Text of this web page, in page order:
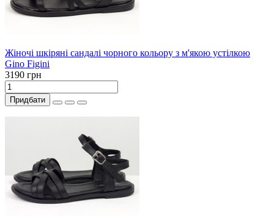
Жіночі шкіряні сандалі чорного кольору з м'якою устілкою
Gino Figini
3190 грн
Придбати